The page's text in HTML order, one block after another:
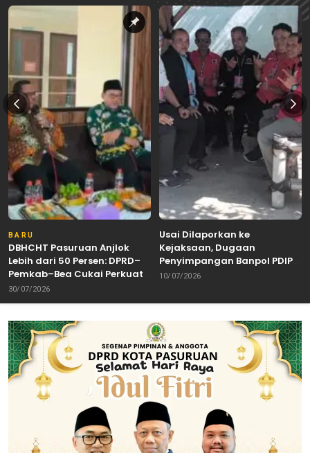
BARU
DBHCHT Pasuruan Anjlok
Lebih dari 50 Persen: DPRD–
Pemkab–Bea Cukai Perkuat
Perang Melawan Peredaran
30/07/2026
Usai Dilaporkan ke
Kejaksaan, Dugaan
Penyimpangan Banpol PDIP
Pasuruan Dinyatakan
10/07/2026